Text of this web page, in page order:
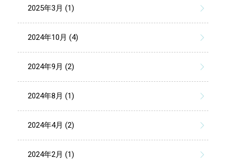
2025年3月 (1)
2024年10月 (4)
2024年9月 (2)
2024年8月 (1)
2024年4月 (2)
2024年2月 (1)